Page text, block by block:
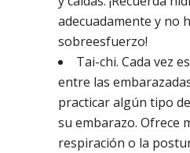
adecuadamente y no
sobreesfuerzo!
Tai-chi. Cada vez
entre las
practicar algún tipo
su embarazo. Ofrece
respiración o la